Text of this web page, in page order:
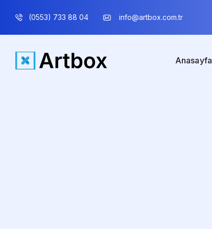
(0553) 733 88 04 info@artbox.com.tr
Anasayfa